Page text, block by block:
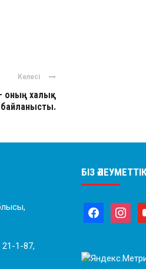
Келесі
оның халық
1-87,
БІЗ